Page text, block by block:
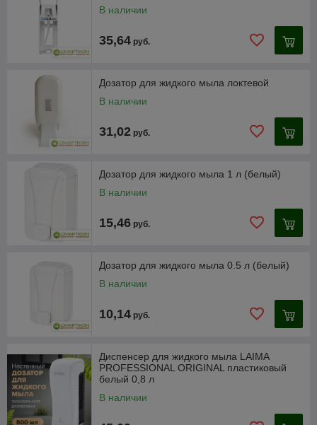
В наличии
35,64 руб.
Дозатор для жидкого мыла локтевой
В наличии
31,02 руб.
Дозатор для жидкого мыла 1 л (белый)
В наличии
15,46 руб.
Дозатор для жидкого мыла 0.5 л (белый)
В наличии
10,14 руб.
Диспенсер для жидкого мыла LAIMA
PROFESSIONAL ORIGINAL пластиковый
белый 0,8 л
В наличии